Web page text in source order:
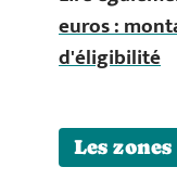
euros :
d'éligibilité
Les